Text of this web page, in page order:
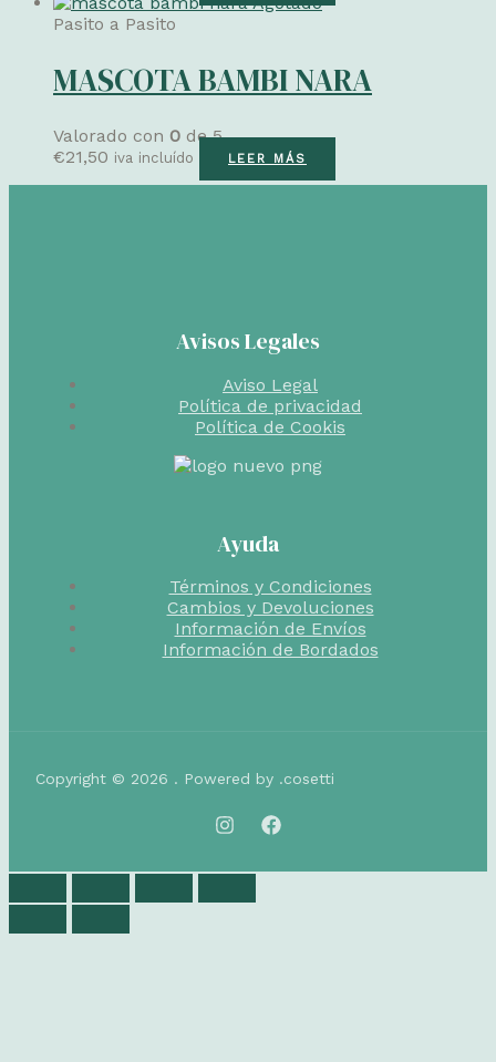
Pasito a Pasito
MASCOTA BAMBI NARA
Valorado con 0 de 5
€21,50 iva incluído LEER MÁS
Avisos Legales
Aviso Legal
Política de privacidad
Política de Cookis
Ayuda
Términos y Condiciones
Cambios y Devoluciones
Información de Envíos
Información de Bordados
Copyright © 2026 . Powered by .cosetti